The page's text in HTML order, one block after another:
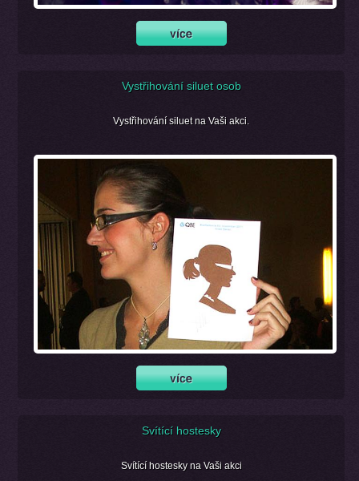
Vystřihování siluet osob
Vystřihování siluet na Vaši akci.
Svítící hostesky
Svítící hostesky na Vaši akci